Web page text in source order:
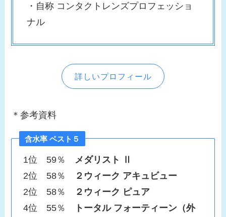
・自称 コンタクトレンズプロフェッショ
ナル
詳しいプロフィール
＊参考資料
含水率 ベスト５
1位 59％ メダリスト Ⅱ
2位 58％
２ウィーク アキュビュー
2位 58％
２ウィーク ピュア
4位 55％
トータル フォーティーン（外